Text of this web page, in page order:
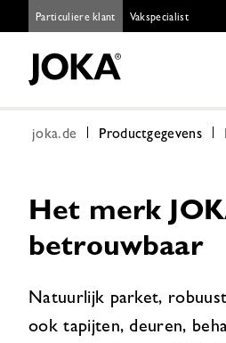
Particuliere klant Vakspecialist
joka.de Productgegevens
Het merk
betrouwbaar
Natuurlijk parket,
ook tapijten, deuren,